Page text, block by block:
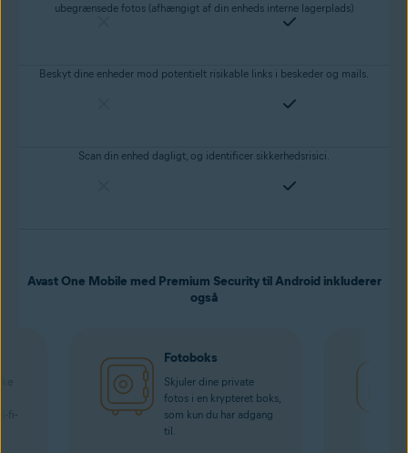
ubegrænsede fotos (afhængigt af din enheds interne lagerplads)
Beskyt dine enheder mod potentielt risikable links i beskeder og mails.
Scan din enhed dagligt, og identificer sikkerhedsrisici.
Avast One Mobile med Premium Security til Android inkluderer
også
fi-
Fotoboks
Skjuler dine private
fotos i en krypteret boks,
som kun du har adgang
til.